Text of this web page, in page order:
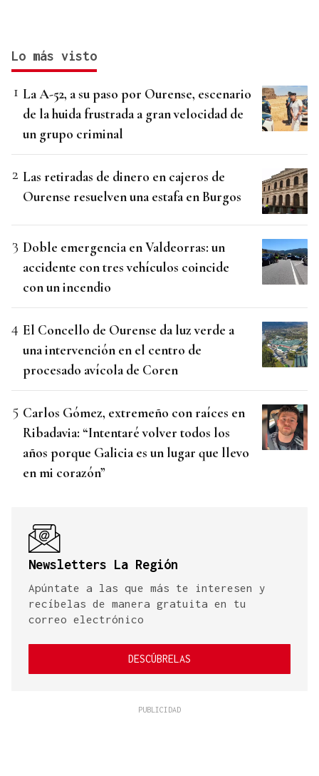
Lo más visto
La A-52, a su paso por Ourense, escenario
de la huida frustrada a gran velocidad de
un grupo criminal
Las retiradas de dinero en cajeros de
Ourense resuelven una estafa en Burgos
Doble emergencia en Valdeorras: un
accidente con tres vehículos coincide
con un incendio
El Concello de Ourense da luz verde a
una intervención en el centro de
procesado avícola de Coren
Carlos Gómez, extremeño con raíces en
Ribadavia: “Intentaré volver todos los
años porque Galicia es un lugar que llevo
en mi corazón”
Newsletters La Región
Apúntate a las que más te interesen y
recíbelas de manera gratuita en tu
correo electrónico
DESCÚBRELAS